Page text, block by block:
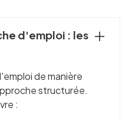
d'emploi : les
de manière
structurée.
: